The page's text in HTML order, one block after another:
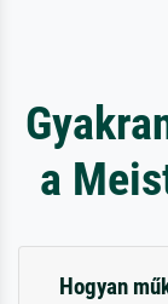
a
Hogyan